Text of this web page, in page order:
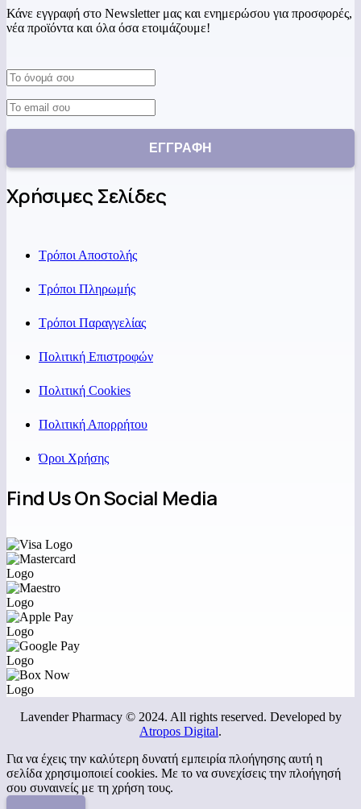
Κάνε εγγραφή στο Newsletter μας και ενημερώσου για προσφορές,
νέα προϊόντα και όλα όσα ετοιμάζουμε!
Χρήσιμες Σελίδες
Τρόποι Αποστολής
Τρόποι Πληρωμής
Τρόποι Παραγγελίας
Πολιτική Επιστροφών
Πολιτική Cookies
Πολιτική Απορρήτου
Όροι Χρήσης
Find Us On Social Media
Lavender Pharmacy © 2024. All rights reserved. Developed by
Atropos Digital.
Για να έχεις την καλύτερη δυνατή εμπειρία πλοήγησης αυτή η
σελίδα χρησιμοποιεί cookies. Με το να συνεχίσεις την πλοήγησή
σου συναινείς με τη χρήση τους.